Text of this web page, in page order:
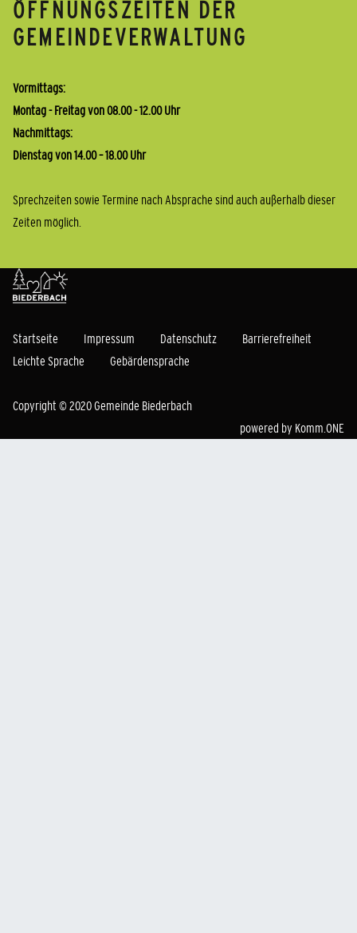
ÖFFNUNGSZEITEN DER
GEMEINDEVERWALTUNG
Vormittags:
Montag - Freitag von 08.00 - 12.00 Uhr
Nachmittags:
Dienstag von 14.00 – 18.00 Uhr
Sprechzeiten sowie Termine nach Absprache sind auch außerhalb dieser
Zeiten möglich.
Startseite Impressum Datenschutz
Barrierefreiheit
Leichte Sprache
Gebärdensprache
Copyright © 2020 Gemeinde Biederbach
powered by Komm.ONE